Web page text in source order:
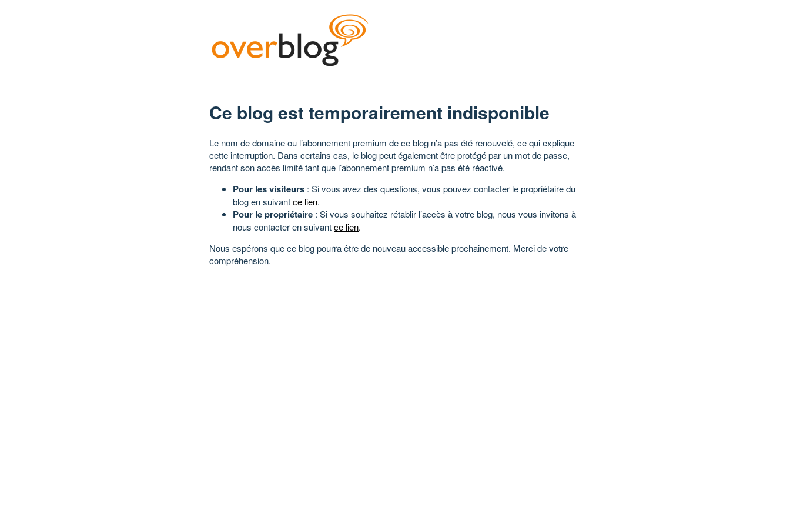
Ce blog est temporairement indisponible
Le nom de domaine ou l’abonnement premium de ce blog n’a pas été renouvelé, ce qui explique
cette interruption. Dans certains cas, le blog peut également être protégé par un mot de passe,
rendant son accès limité tant que l’abonnement premium n’a pas été réactivé.
Pour les visiteurs : Si vous avez des questions, vous pouvez contacter le propriétaire du
blog en suivantce lien.
Pour le propriétaire : Si vous souhaitez rétablir l’accès à votre blog, nous vous invitons à
nous contacter en suivantce lien.
Nous espérons que ce blog pourra être de nouveau accessible prochainement. Merci de votre
compréhension.